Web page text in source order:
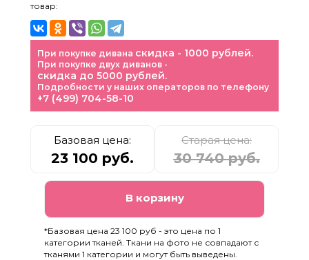
товар:
При покупке дивана скидка - 1000 рублей.
При покупке двух диванов -
скидка до 5000 рублей.
Подробности у наших операторов по телефону
+7 (499) 704-58-10
Базовая цена:
23 100 руб.
Старая цена:
30 740 руб.
В корзину
*Базовая цена 23 100 руб - это цена по 1
категории тканей. Ткани на фото не совпадают с
тканями 1 категории и могут быть выведены.